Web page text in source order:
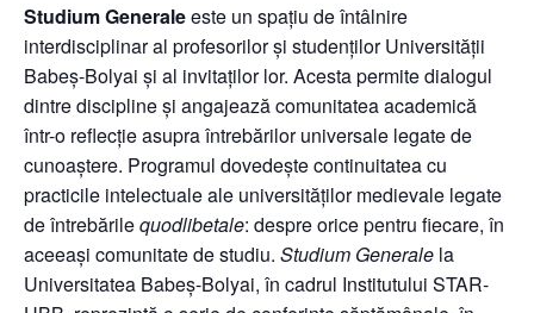
Studium Generaleeste un spațiu de întâlnire
interdisciplinar al profesorilor și studenților Universității
Babeș-Bolyai și al invitaților lor. Acesta permite dialogul
dintre discipline și angajează comunitatea academică
într-o reflecție asupra întrebărilor universale legate de
cunoaștere. Programul dovedește continuitatea cu
practicile intelectuale ale universităților medievale legate
de întrebărilequodlibetale: despre orice pentru fiecare, în
aceeași comunitate de studiu. Studium Generale la
Universitatea Babeș-Bolyai, în cadrul Institutului STAR-